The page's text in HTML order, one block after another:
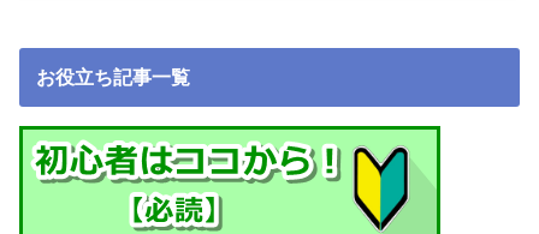
お役立ち記事一覧